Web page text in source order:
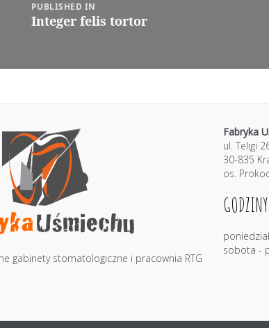
PUBLISHED IN
Integer felis tortor
gabinety stomatologiczne i pracownia RTG
Fabryka
ul. Teligi
30-835
os.
sobota -